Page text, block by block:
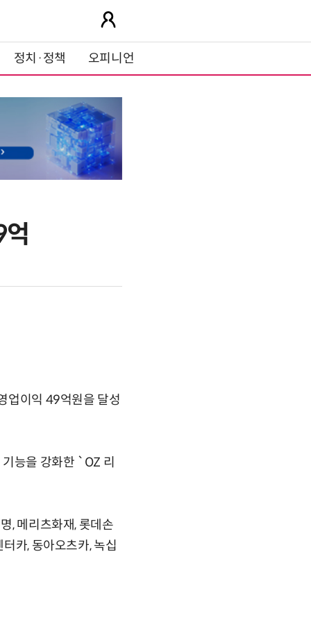
정치·정책 오피니언
업이익 49억원을 달성
능을 강화한 `OZ 리
, 메리츠화재, 롯데손
카, 동아오츠카, 녹십